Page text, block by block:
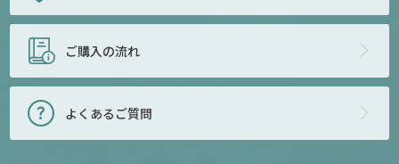
ご購入の流れ
よくあるご質問